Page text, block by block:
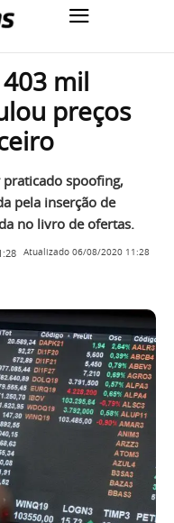
mil
preços
spoofing,
pela inserção de
no livro de ofertas.
Atualizado 06/08/2020 11:28